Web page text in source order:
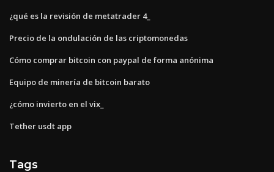
¿qué es la revisión de metatrader 4_
Precio de la ondulación de las criptomonedas
Cómo comprar bitcoin con paypal de forma anónima
Equipo de minería de bitcoin barato
¿cómo invierto en el vix_
Tether usdt app
Tags